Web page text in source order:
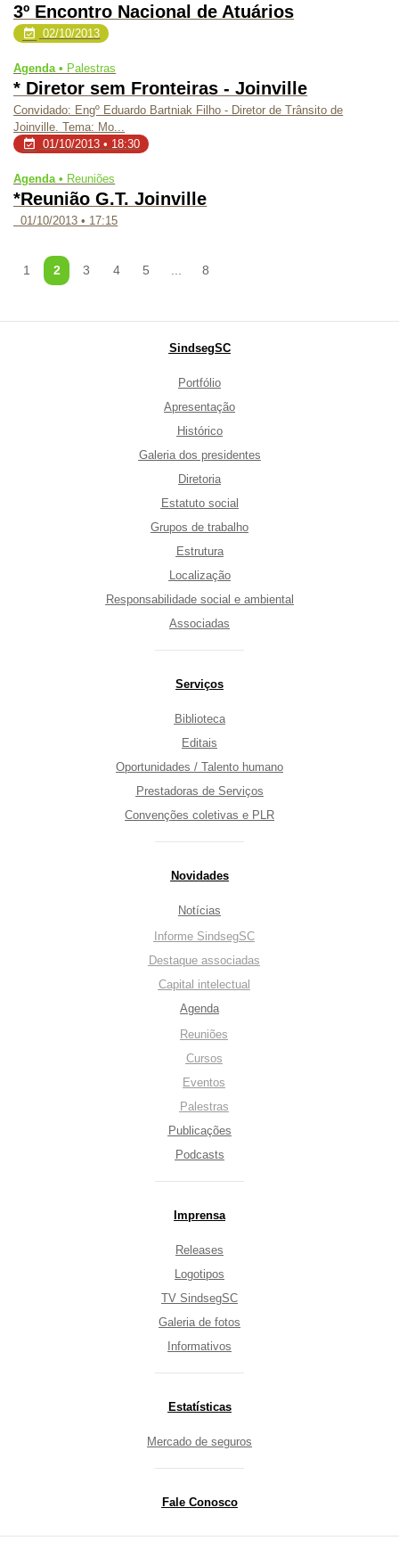
3º Encontro Nacional de Atuários
02/10/2013
Agenda • Palestras
* Diretor sem Fronteiras - Joinville
Convidado: Engº Eduardo Bartniak Filho - Diretor de Trânsito de
Joinville. Tema: Mo...
01/10/2013 • 18:30
Agenda • Reuniões
*Reunião G.T. Joinville
01/10/2013 • 17:15
1 2 3 4 5 ... 8
SindsegSC
Portfólio
Apresentação
Histórico
Galeria dos presidentes
Diretoria
Estatuto social
Grupos de trabalho
Estrutura
Localização
Responsabilidade social e ambiental
Associadas
Serviços
Biblioteca
Editais
Oportunidades / Talento humano
Prestadoras de Serviços
Convenções coletivas e PLR
Novidades
Notícias
Informe SindsegSC
Destaque associadas
Capital intelectual
Agenda
Reuniões
Cursos
Eventos
Palestras
Publicações
Podcasts
Imprensa
Releases
Logotipos
TV SindsegSC
Galeria de fotos
Informativos
Estatísticas
Mercado de seguros
Fale Conosco